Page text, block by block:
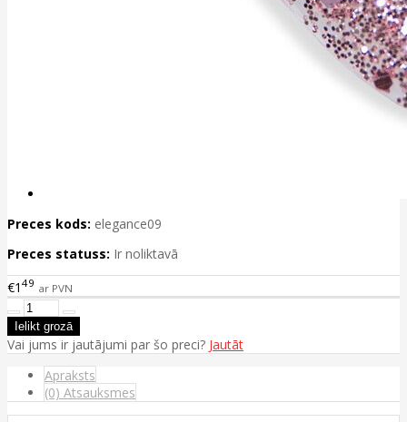
Preces kods: elegance09
Preces statuss: Ir noliktavā
€1 49 ar PVN
Vai jums ir jautājumi par šo preci? Jautāt
Apraksts
(0) Atsauksmes